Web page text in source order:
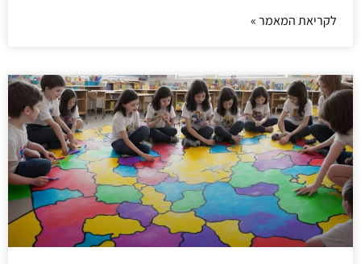
לקריאת המאמר »